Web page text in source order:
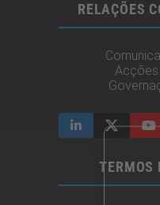
RELAÇÕES
TERMOS